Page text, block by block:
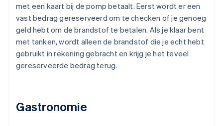
met een kaart bij de pomp betaalt. Eerst wordt er een
vast bedrag gereserveerd om te checken of je genoeg
geld hebt om de brandstof te betalen. Als je klaar bent
met tanken, wordt alleen de brandstof die je echt hebt
gebruikt in rekening gebracht en krijg je het teveel
gereserveerde bedrag terug.
Gastronomie